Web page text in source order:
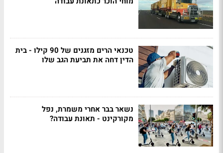
טכנאי הרים מזגנים של 90 קילו - בית
הדין דחה את תביעת הגב שלו
נשאר בבר אחרי משמרת, נפל
מקורקינט - תאונת עבודה?